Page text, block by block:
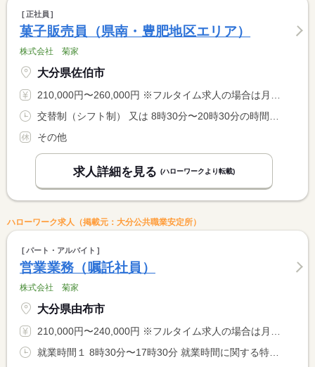
正社員
菓子販売員（県南・豊肥地区エリア）
株式会社 菊家
大分県佐伯市
210,000円〜260,000円 ※フルタイム求人の場合は月額（換算額）、パート求人の場合は時間額を表示しています。
その他
求人詳細を見る (ハローワークより転載)
ハローワーク求人（掲載元：大分公共職業安定所）
パート・アルバイト
営業業務（嘱託社員）
株式会社 菊家
大分県由布市
210,000円〜240,000円 ※フルタイム求人の場合は月額（換算額）、パート求人の場合は時間額を表示しています。